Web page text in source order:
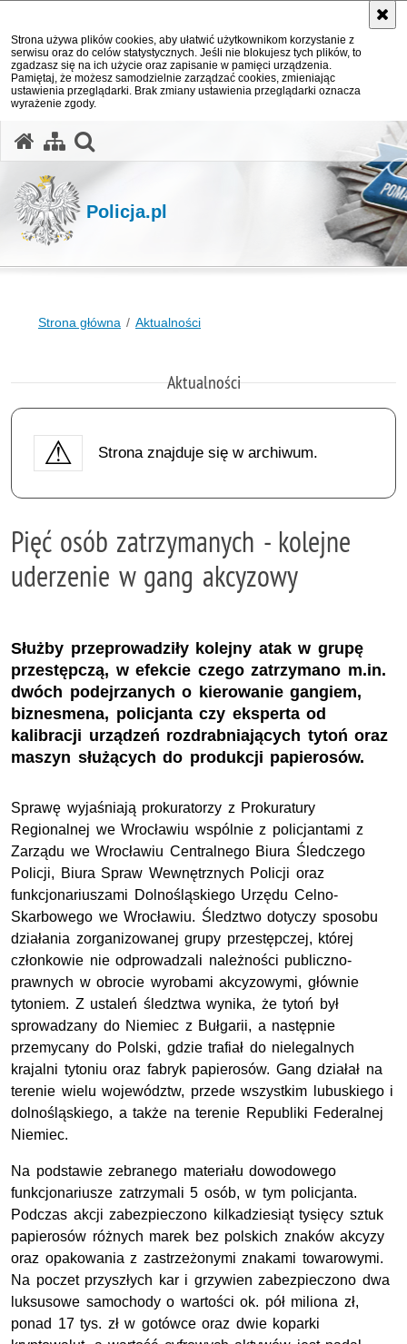
Strona używa plików cookies, aby ułatwić użytkownikom korzystanie z
serwisu oraz do celów statystycznych. Jeśli nie blokujesz tych plików, to
zgadzasz się na ich użycie oraz zapisanie w pamięci urządzenia.
Pamiętaj, że możesz samodzielnie zarządzać cookies, zmieniając
ustawienia przeglądarki. Brak zmiany ustawienia przeglądarki oznacza
wyrażenie zgody.
Policja.pl
Strona główna Aktualności
Aktualności
Strona znajduje się w archiwum.
Pięć osób zatrzymanych - kolejne
uderzenie w gang akcyzowy
Służby przeprowadziły kolejny atak w grupę
przestępczą, w efekcie czego zatrzymano m.in.
dwóch podejrzanych o kierowanie gangiem,
biznesmena, policjanta czy eksperta od
kalibracji urządzeń rozdrabniających tytoń oraz
maszyn służących do produkcji papierosów.
Sprawę wyjaśniają prokuratorzy z Prokuratury
Regionalnej we Wrocławiu wspólnie z policjantami z
Zarządu we Wrocławiu Centralnego Biura Śledczego
Policji, Biura Spraw Wewnętrznych Policji oraz
funkcjonariuszami Dolnośląskiego Urzędu Celno-
Skarbowego we Wrocławiu. Śledztwo dotyczy sposobu
działania zorganizowanej grupy przestępczej, której
członkowie nie odprowadzali należności publiczno-
prawnych w obrocie wyrobami akcyzowymi, głównie
tytoniem. Z ustaleń śledztwa wynika, że tytoń był
sprowadzany do Niemiec z Bułgarii, a następnie
przemycany do Polski, gdzie trafiał do nielegalnych
krajalni tytoniu oraz fabryk papierosów. Gang działał na
terenie wielu województw, przede wszystkim lubuskiego i
dolnośląskiego, a także na terenie Republiki Federalnej
Niemiec.
Na podstawie zebranego materiału dowodowego
funkcjonariusze zatrzymali 5 osób, w tym policjanta.
Podczas akcji zabezpieczono kilkadziesiąt tysięcy sztuk
papierosów różnych marek bez polskich znaków akcyzy
oraz opakowania z zastrzeżonymi znakami towarowymi.
Na poczet przyszłych kar i grzywien zabezpieczono dwa
luksusowe samochody o wartości ok. pół miliona zł,
ponad 17 tys. zł w gotówce oraz dwie koparki